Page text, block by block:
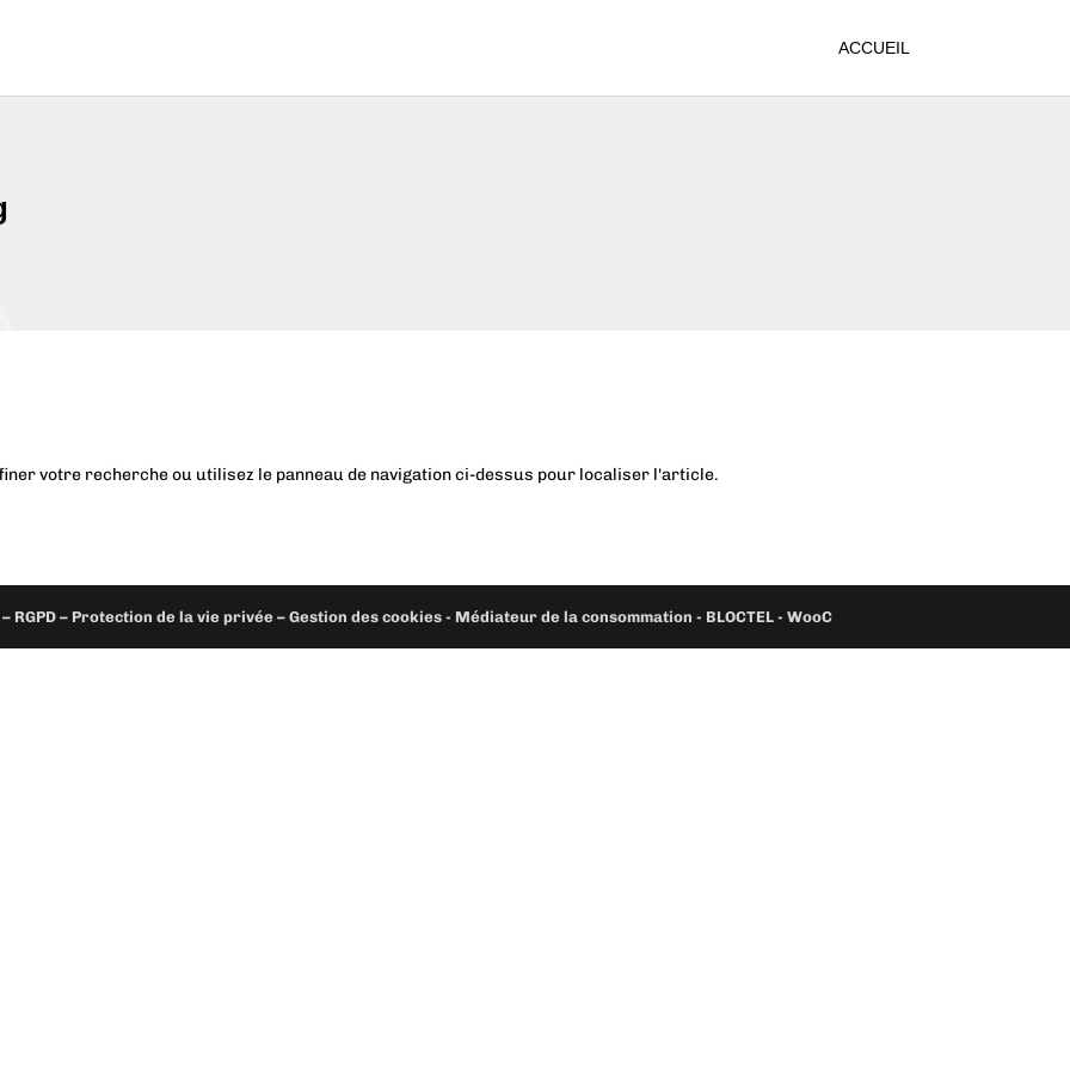
ACCUEIL
votre recherche ou utilisez le panneau de navigation ci-dessus pour localiser l'article.
RGPD – Protection de la vie privée – Gestion des cookies - Médiateur de la consommation - BLOCTEL -WooC